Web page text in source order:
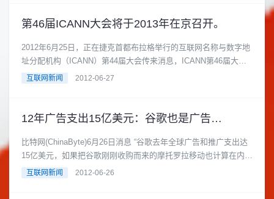
第46届ICANN大会将于2013年在京召开。
2012年6月25日，正在捷克首都布拉格举行的互联网名称与数字地
址分配机构（ICANN）第44届大会传来消息，ICANN第46届大会
将于20......
互联网新闻 2012-06-27
12年广告支出15亿美元：谷歌也是广告主。
比特网(ChinaByte)6月26日消息 “谷歌去年全球广告和推广支出达
15亿美元，如果把谷歌刚刚收购而来的摩托罗拉移动也计算在内，
谷歌去......
互联网新闻 2012-06-26